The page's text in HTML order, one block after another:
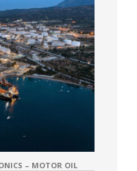
– MOTOR OIL